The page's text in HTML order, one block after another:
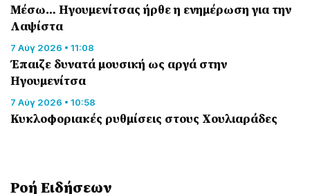
Μέσω… Ηγουμενίτσας ήρθε η ενημέρωση για την
Λαψίστα
7 Αύγ 2026 • 11:08
Έπαιζε δυνατά μουσική ως αργά στην
Ηγουμενίτσα
7 Αύγ 2026 • 10:58
Κυκλοφοριακές ρυθμίσεις στους Χουλιαράδες
Ροή Eιδήσεων